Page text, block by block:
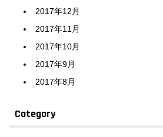
2017年12月
2017年11月
2017年10月
2017年9月
2017年8月
Category